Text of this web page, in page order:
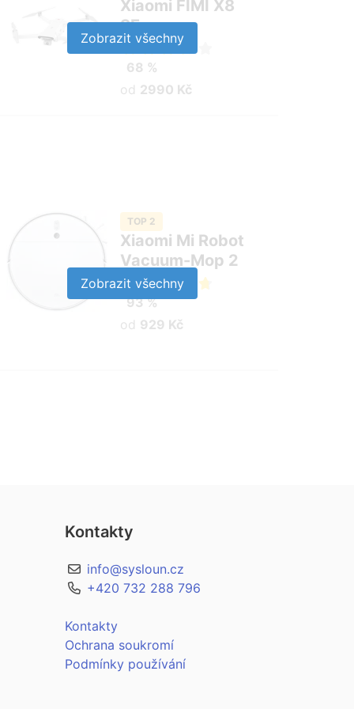
Xiaomi FIMI X8
SE
68 %
od 2990 Kč
Zobrazit všechny
TOP 2
Xiaomi Mi Robot
Vacuum-Mop 2
93 %
od 929 Kč
Zobrazit všechny
Kontakty
info@sysloun.cz
+420 732 288 796
Kontakty
Ochrana soukromí
Podmínky používání